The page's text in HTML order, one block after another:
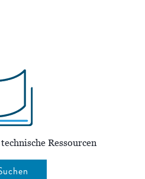
Ressourcen